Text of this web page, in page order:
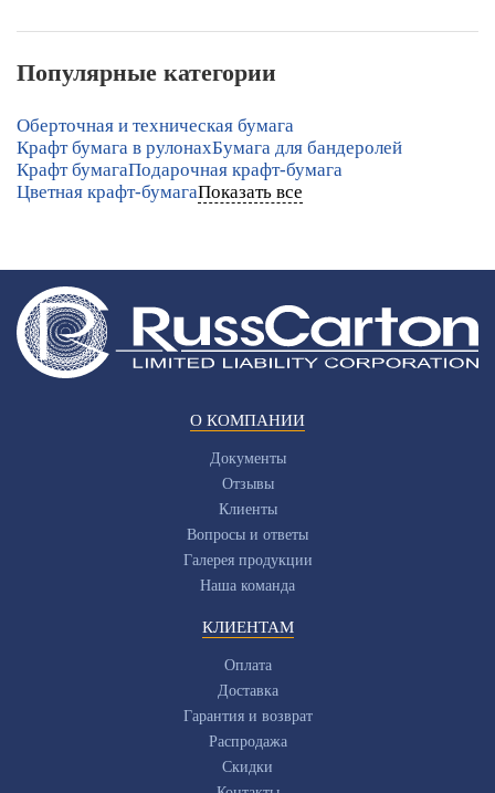
Популярные категории
Оберточная и техническая бумага
Крафт бумага в рулонахБумага для бандеролей
Крафт бумагаПодарочная крафт-бумага
Цветная крафт-бумагаПоказать все
О КОМПАНИИ
Документы
Отзывы
Клиенты
Вопросы и ответы
Галерея продукции
Наша команда
КЛИЕНТАМ
Оплата
Доставка
Гарантия и возврат
Распродажа
Скидки